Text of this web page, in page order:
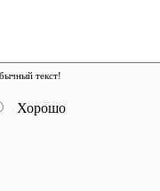
текст!
Хорошо